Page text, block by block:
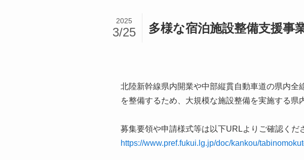
多様な宿泊施設整備支援事
2025
3/25
北陸新幹線県内開業や中部縦貫自動車道の県内
を整備するため、大規模な施設整備を実施する県
募集要領や申請様式等は以下URLよりご確認くだ
https://www.pref.fukui.lg.jp/doc/kankou/